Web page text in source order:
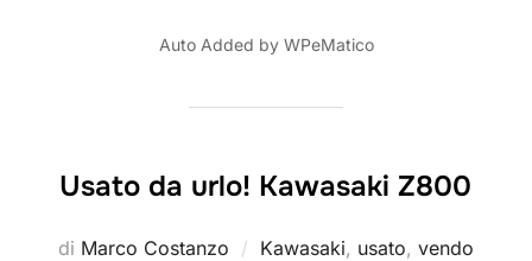
Auto Added by WPeMatico
Usato da urlo! Kawasaki Z800
di Marco Costanzo Kawasaki, usato, vendo